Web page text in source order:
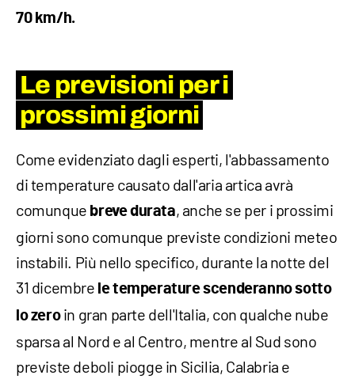
70 km/h.
Le previsioni per i
prossimi giorni
Come evidenziato dagli esperti, l'abbassamento
di temperature causato dall'aria artica avrà
comunque breve durata, anche se per i prossimi
giorni sono comunque previste condizioni meteo
instabili. Più nello specifico, durante la notte del
31 dicembre le temperature scenderanno sotto
lo zeroin gran parte dell'Italia, con qualche nube
sparsa al Nord e al Centro, mentre al Sud sono
previste deboli piogge in Sicilia, Calabria e